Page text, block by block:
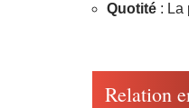
Quotité : La
Relation